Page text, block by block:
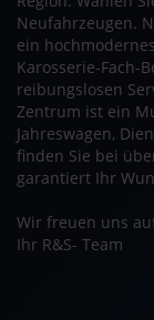
Neufahrzeugen.
ein
Karosserie-Fach-
reibungslosen
Zentrum ist ein
Jahreswagen,
finden Sie bei
garantiert Ihr
Wir freuen uns
Ihr R&S- Team